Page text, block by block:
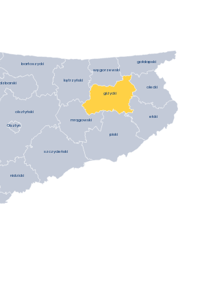
bartoszycki
ełcki
giżycki
kętrzyński
mrągowski
nidzicki
olecki
olsztyński
piski
szczycieński
gołdapski
węgorzewski
Olsztyn